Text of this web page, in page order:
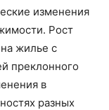
изменения
Рост
жилье с
преклонного
в
разных